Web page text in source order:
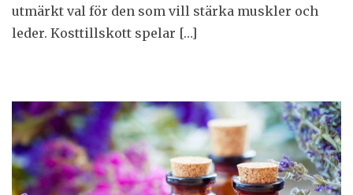
utmärkt val för den som vill stärka muskler och
leder. Kosttillskott spelar […]